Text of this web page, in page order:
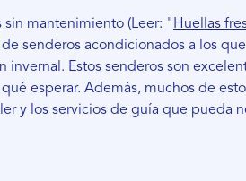
sin mantenimiento (Leer: " Huellas
senderos acondicionados a los
invernal. Estos senderos son
esperar. Además, muchos de
y los servicios de guía que pueda